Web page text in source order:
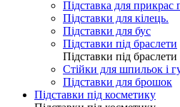
Підставка для прикрас
Підставки для кілець.
Підставки для бус
Підставки під браслети
Підставки під браслети
Стійки для шпильок і
Підставки для брошок
Підставки під косметику